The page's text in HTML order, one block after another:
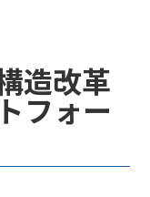
造改革
フォー